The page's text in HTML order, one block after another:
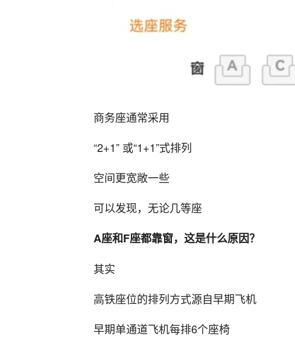
商务座通常采用
“2+1” 或“1+1”式排列
空间更宽敞一些
可以发现，无论几等座
A座和F座都靠窗，这是什么原因？
其实
高铁座位的排列方式源自早期飞机
早期单通道飞机每排6个座椅